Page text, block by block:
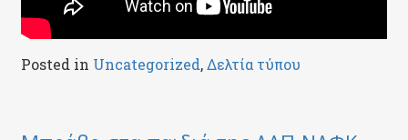
Posted in Uncategorized,Δελτία τύπου